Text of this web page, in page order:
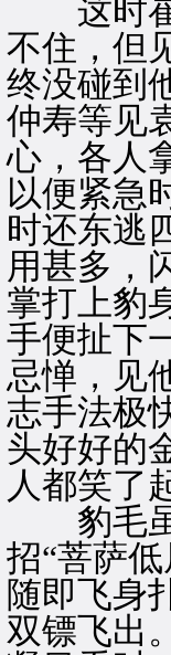
这时崔
不住，但
终没碰到
仲寿等见
心，各人
以便紧急
时还东逃
用甚多，
掌打上豹
手便扯下
忌惮，见
志手法极
头好好的
人都笑了
豹毛虽
招“菩萨
随即飞身
双镖飞出